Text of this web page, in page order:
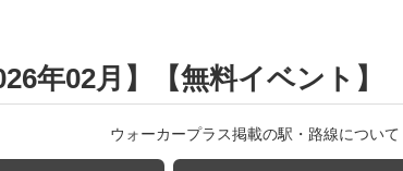
年02月】【無料イベント】
ウォーカープラス掲載の駅・路線について